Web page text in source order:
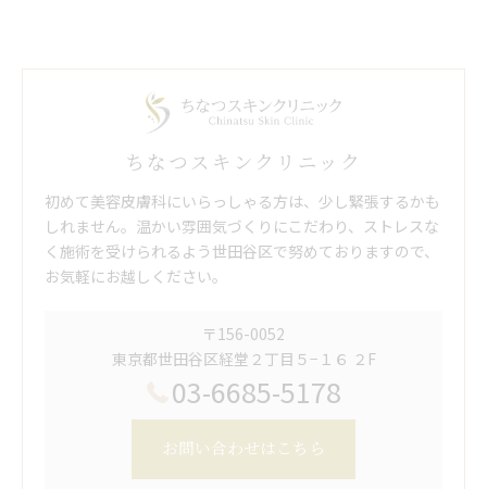
ちなつスキンクリニック
初めて美容皮膚科にいらっしゃる方は、少し緊張するかも
しれません。温かい雰囲気づくりにこだわり、ストレスな
く施術を受けられるよう世田谷区で努めておりますので、
お気軽にお越しください。
〒156-0052
東京都世田谷区経堂２丁目５−１６ ２F
03-6685-5178
お問い合わせはこちら